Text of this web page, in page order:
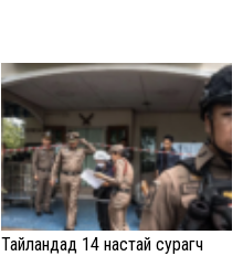
Тайландад 14 настай сурагч